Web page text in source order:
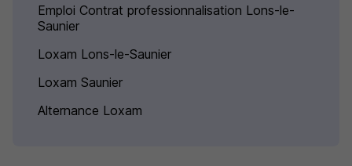
Emploi Contrat professionnalisation Lons-le-
Saunier
Loxam Lons-le-Saunier
Loxam Saunier
Alternance Loxam